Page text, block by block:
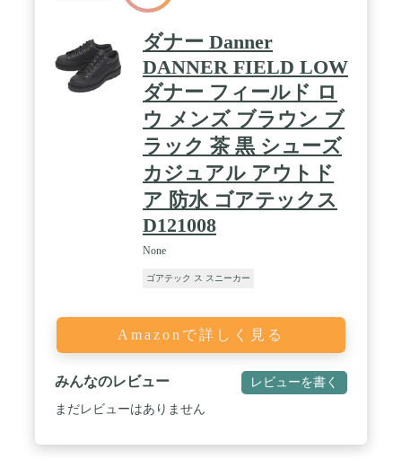
ダナー Danner
DANNER FIELD LOW
ダナー フィールド ロ
ウ メンズ ブラウン ブ
ラック 茶 黒 シューズ
カジュアル アウトド
ア 防水 ゴアテックス
D121008
None
ゴアテック ス スニーカー
Amazonで詳しく見る
みんなのレビュー レビューを書く
まだレビューはありません